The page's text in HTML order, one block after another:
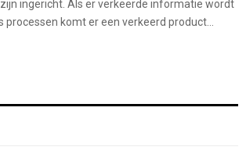
ingericht. Als er verkeerde informatie wordt
processen komt er een verkeerd product...